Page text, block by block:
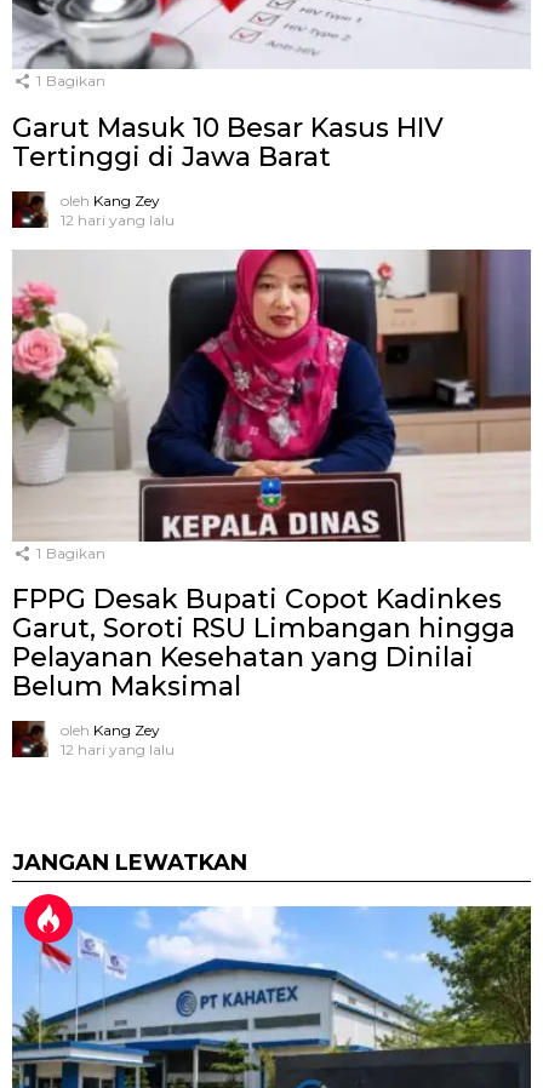
1 Bagikan
Garut Masuk 10 Besar Kasus HIV
Tertinggi di Jawa Barat
oleh Kang Zey
12 hari yang lalu
1 Bagikan
FPPG Desak Bupati Copot Kadinkes
Garut, Soroti RSU Limbangan hingga
Pelayanan Kesehatan yang Dinilai
Belum Maksimal
oleh Kang Zey
12 hari yang lalu
JANGAN LEWATKAN